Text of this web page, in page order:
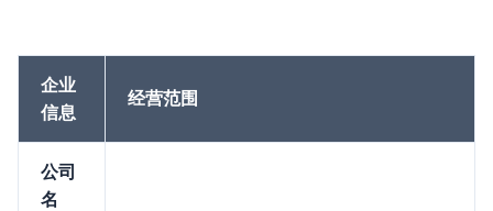
企业
信息
经营范围
公司
名